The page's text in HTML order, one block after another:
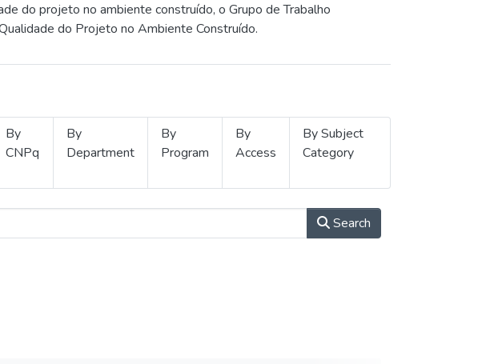
do projeto no ambiente construído, o Grupo de Trabalho
do Projeto no Ambiente Construído.
By
CNPq
By
Department
By
Program
By
Access
By Subject
Category
Search